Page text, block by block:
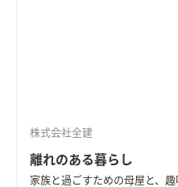
株式会社全建
離れのある暮らし
家族と過ごすための母屋と、